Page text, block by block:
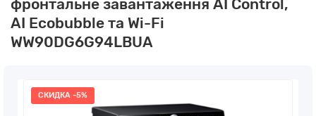
фронтальне завантаження AI Control,
AI Ecobubble та Wi-Fi
WW90DG6G94LBUA
СКИДКА -5%